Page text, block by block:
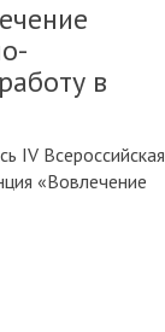
в
IV Всероссийская
«Вовлечение